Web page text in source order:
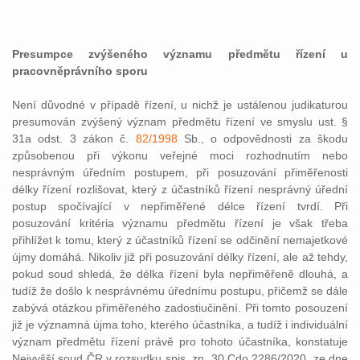
Presumpce zvýšeného významu předmětu řízení u
pracovněprávního sporu
Není důvodné v případě řízení, u nichž je ustálenou judikaturou
presumován zvýšený význam předmětu řízení ve smyslu ust. §
31a odst. 3 zákon č. 82/1998Sb., o odpovědnosti za škodu
způsobenou při výkonu veřejné moci rozhodnutím nebo
nesprávným úředním postupem, při posuzování přiměřenosti
délky řízení rozlišovat, který z účastníků řízení nesprávný úřední
postup spočívající v nepřiměřené délce řízení tvrdí. Při
posuzování kritéria významu předmětu řízení je však třeba
přihlížet k tomu, který z účastníků řízení se odčinění nemajetkové
újmy domáhá. Nikoliv již při posuzování délky řízení, ale až tehdy,
pokud soud shledá, že délka řízení byla nepřiměřeně dlouhá, a
tudíž že došlo k nesprávnému úřednímu postupu, přičemž se dále
zabývá otázkou přiměřeného zadostiučinění. Při tomto posouzení
již je významná újma toho, kterého účastníka, a tudíž i individuální
význam předmětu řízení právě pro tohoto účastníka, konstatuje